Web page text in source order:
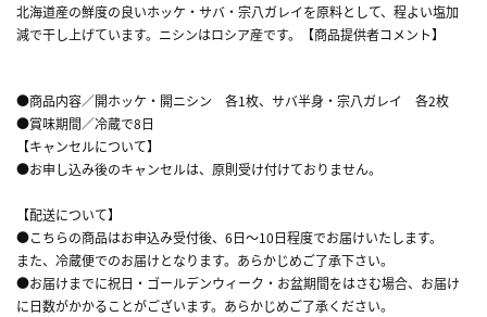
北海道産の鮮度の良いホッケ・サバ・宗八ガレイを原料として、程よい塩加
減で干し上げています。ニシンはロシア産です。【商品提供者コメント】
●商品内容／開ホッケ・開ニシン 各1枚、サバ半身・宗八ガレイ 各2枚
●賞味期間／冷蔵で8日
【キャンセルについて】
●お申し込み後のキャンセルは、原則受け付けておりません。
【配送について】
●こちらの商品はお申込み受付後、6日～10日程度でお届けいたします。
また、冷蔵便でのお届けとなります。あらかじめご了承下さい。
●お届けまでに祝日・ゴールデンウィーク・お盆期間をはさむ場合、お届け
に日数がかかることがございます。あらかじめご了承ください。